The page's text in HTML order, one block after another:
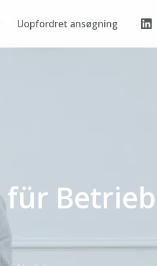
Uopfordret ansøgning